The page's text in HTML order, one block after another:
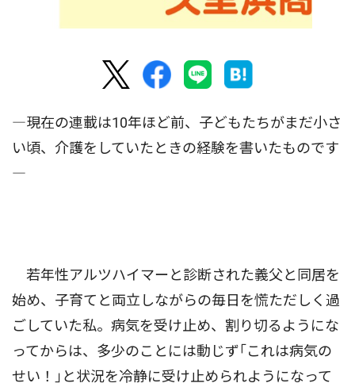
―現在の連載は10年ほど前、子どもたちがまだ小さ
い頃、介護をしていたときの経験を書いたものです
―
若年性アルツハイマーと診断された義父と同居を
始め、子育てと両立しながらの毎日を慌ただしく過
ごしていた私。病気を受け止め、割り切るようにな
ってからは、多少のことには動じず｢これは病気の
せい！｣と状況を冷静に受け止められようになって